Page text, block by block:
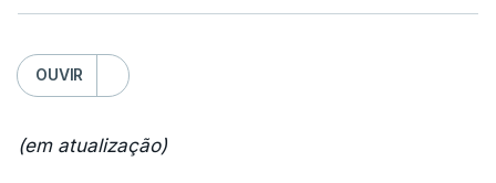
OUVIR
(em atualização)